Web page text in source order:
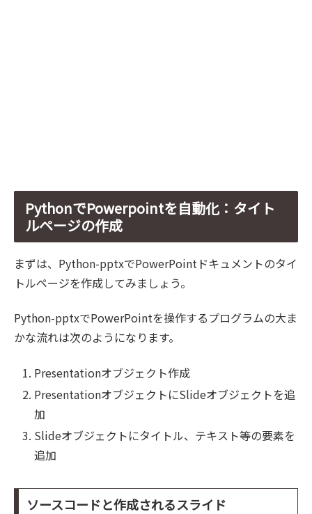
PythonでPowerpointを自動化：タイト
ルページの作成
まずは、Python-pptxでPowerPointドキュメントのタイ
トルページを作成してみましょう。
Python-pptxでPowerPointを操作するプログラムの大ま
かな流れは次のようになります。
Presentationオブジェクト作成
PresentationオブジェクトにSlideオブジェクトを追
加
Slideオブジェクトにタイトル、テキスト等の要素を
追加
ソースコードと作成されるスライド